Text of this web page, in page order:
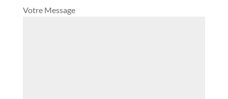
Votre Message